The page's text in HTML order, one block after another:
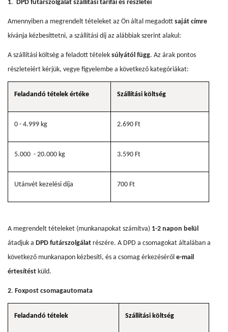
1. DPD futárszolgálat szállítási tarifái és részletei
Amennyiben a megrendelt tételeket az Ön által megadott saját címre
kívánja kézbesíttetni, a szállítási díj az alábbiak szerint alakul:
A szállítási költség a feladott tételek súlyától függ. Az árak pontos
részleteiért kérjük, vegye figyelembe a következő kategóriákat:
Feladandó tételek értéke Szállítási költség
0 - 4.999 kg 2.690 Ft
5.000 - 20.000 kg 3.590 Ft
Utánvét kezelési díja 700 Ft
A megrendelt tételeket (munkanapokat számítva) 1-2 napon belül
átadjuk a DPD futárszolgálat részére. A DPD a csomagokat általában a
következő munkanapon kézbesíti, és a csomag érkezéséről e-mail
értesítést küld.
2. Foxpost csomagautomata
Feladandó tételek Szállítási költség